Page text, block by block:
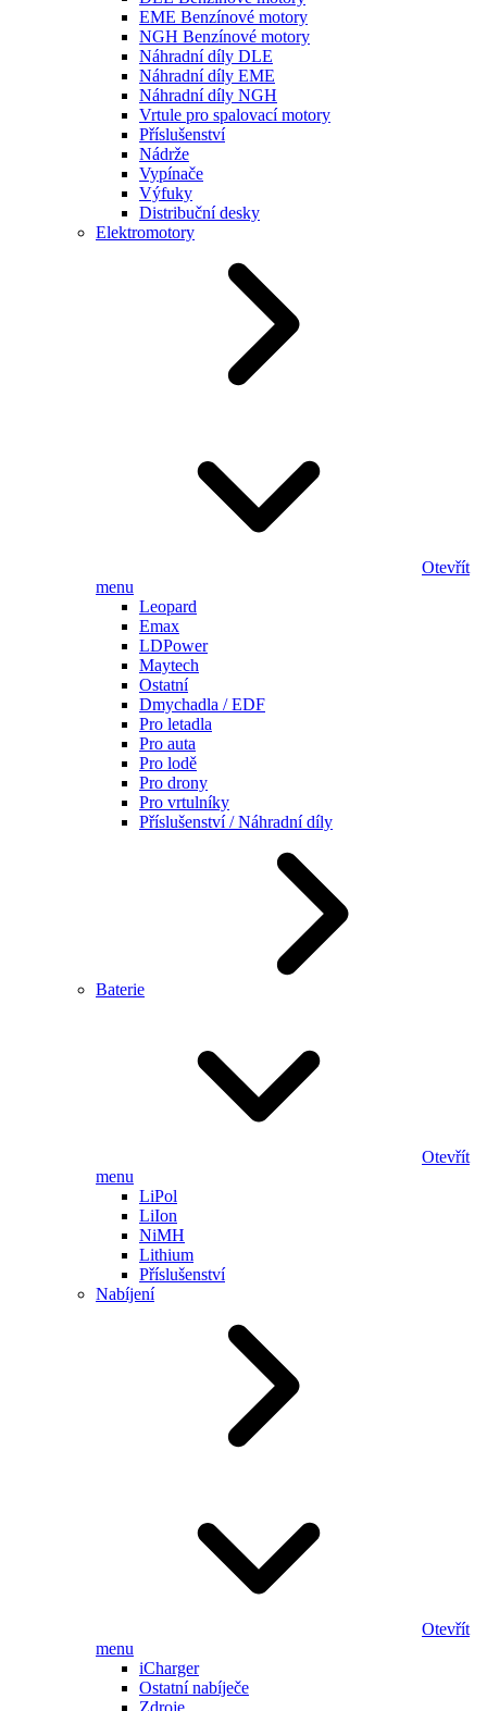
EME Benzínové motory
NGH Benzínové motory
Náhradní díly DLE
Náhradní díly EME
Náhradní díly NGH
Vrtule pro spalovací motory
Příslušenství
Nádrže
Vypínače
Výfuky
Distribuční desky
Elektromotory
Otevřít
menu
Leopard
Emax
LDPower
Maytech
Ostatní
Dmychadla / EDF
Pro letadla
Pro auta
Pro lodě
Pro drony
Pro vrtulníky
Příslušenství / Náhradní díly
Baterie
Otevřít
menu
LiPol
LiIon
NiMH
Lithium
Příslušenství
Nabíjení
Otevřít
menu
iCharger
Ostatní nabíječe
Zdroje